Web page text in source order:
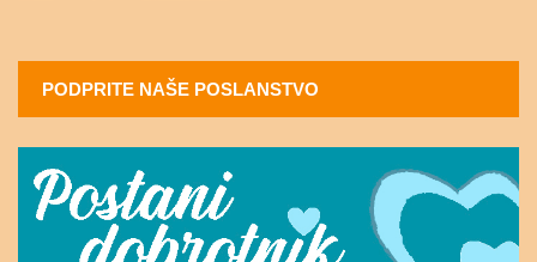
PODPRITE NAŠE POSLANSTVO